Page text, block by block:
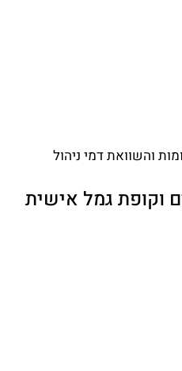
והשוואת דמי ניהול
וקופת גמל אישית